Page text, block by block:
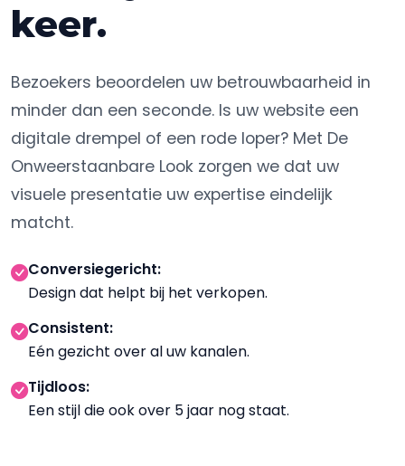
keer.
Bezoekers beoordelen uw betrouwbaarheid in
minder dan een seconde. Is uw website een
digitale drempel of een rode loper? Met De
Onweerstaanbare Look zorgen we dat uw
visuele presentatie uw expertise eindelijk
matcht.
Conversiegericht:
Design dat helpt bij het verkopen.
Consistent:
Eén gezicht over al uw kanalen.
Tijdloos:
Een stijl die ook over 5 jaar nog staat.